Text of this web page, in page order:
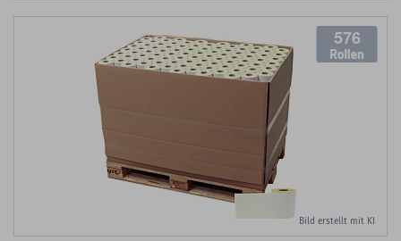
Bild erstellt mit KI
576